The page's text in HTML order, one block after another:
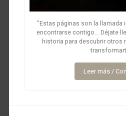
"Estas páginas son la llamada
encontrarse contigo... Déjate
historia para descubrir otros
Leer más /